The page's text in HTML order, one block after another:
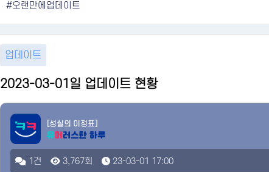
#오랜만에업데이트
업데이트
2023-03-01일 업데이트 현황
[성실의 이정표]
1건 3,767회 23-03-01 17:00